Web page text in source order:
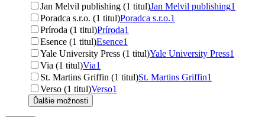
Jan Melvil publishing (1 titul)Jan Melvil publishing1
Poradca s.r.o. (1 titul)Poradca s.r.o.1
Príroda (1 titul)Príroda1
Esence (1 titul)Esence1
Yale University Press (1 titul)Yale University Press1
Via (1 titul)Via1
St. Martins Griffin (1 titul)St. Martins Griffin1
Verso (1 titul)Verso1
Ďalšie možnosti